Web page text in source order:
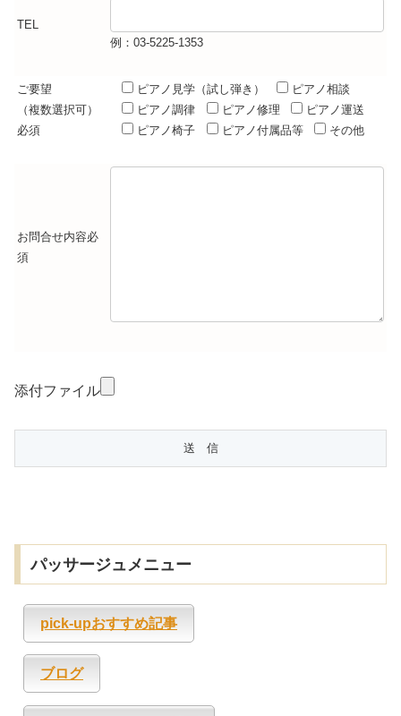
TEL
例：03-5225-1353
ご要望
（複数選択可）
必須
ピアノ見学（試し弾き）
ピアノ相談
ピアノ調律
ピアノ修理
ピアノ運送
ピアノ椅子
ピアノ付属品等 その他
お問合せ内容必
須
添付ファイル
パッサージュメニュー
pick-upおすすめ記事
ブログ